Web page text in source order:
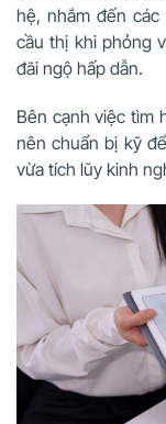
hệ, nhắm đến
cầu thị khi phỏng
đãi ngộ hấp dẫn.
Bên cạnh việc tìm
nên chuẩn bị kỹ
vừa tích lũy kinh